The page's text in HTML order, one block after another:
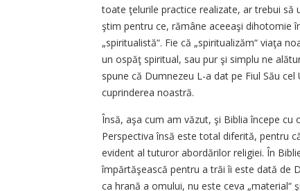
toate ţelurile practice realizate, ar trebui să
ştim pentru ce, rămâne aceeaşi dihotomie
„spiritualistă“. Fie că „spiritualizăm“ viaţa
un ospăţ spiritual, sau pur şi simplu ne
spune că Dumnezeu L-a dat pe Fiul Său
cuprinderea noastră.
Însă, aşa cum am văzut, şi Biblia începe
Perspectiva însă este total diferită, pentru
evident al tuturor abordărilor religiei. În
împărtăşească pentru a trăi îi este dată de
ca hrană a omului, nu este ceva